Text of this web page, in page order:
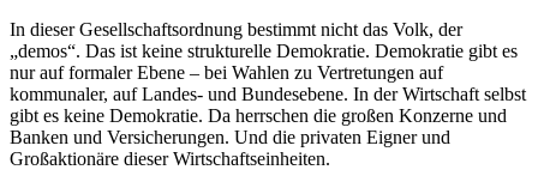
In dieser Gesellschaftsordnung bestimmt nicht das Volk, der
„demos“. Das ist keine strukturelle Demokratie. Demokratie gibt es
nur auf formaler Ebene – bei Wahlen zu Vertretungen auf
kommunaler, auf Landes- und Bundesebene. In der Wirtschaft selbst
gibt es keine Demokratie. Da herrschen die großen Konzerne und
Banken und Versicherungen. Und die privaten Eigner und
Großaktionäre dieser Wirtschaftseinheiten.